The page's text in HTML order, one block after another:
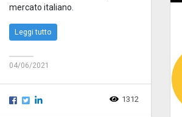
mercato italiano.
Leggi tutto
04/06/2021
1312